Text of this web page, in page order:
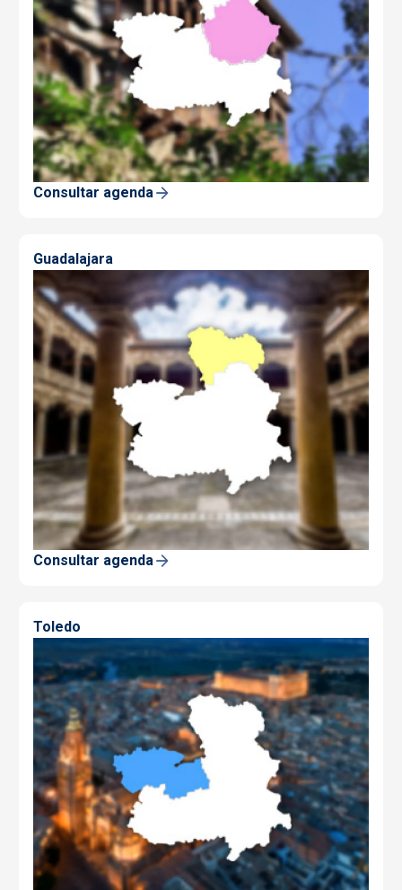
Consultar agenda
Guadalajara
Consultar agenda
Toledo